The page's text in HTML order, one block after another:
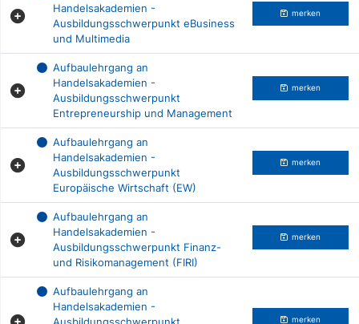
Handelsakademien -
Ausbildungsschwerpunkt eBusiness
und Multimedia
merken
Aufbaulehrgang an
Handelsakademien -
Ausbildungsschwerpunkt
Entrepreneurship und Management
merken
Aufbaulehrgang an
Handelsakademien -
Ausbildungsschwerpunkt
Europäische Wirtschaft (EW)
merken
Aufbaulehrgang an
Handelsakademien -
Ausbildungsschwerpunkt Finanz-
und Risikomanagement (FIRI)
merken
Aufbaulehrgang an
Handelsakademien -
Ausbildungsschwerpunkt
merken